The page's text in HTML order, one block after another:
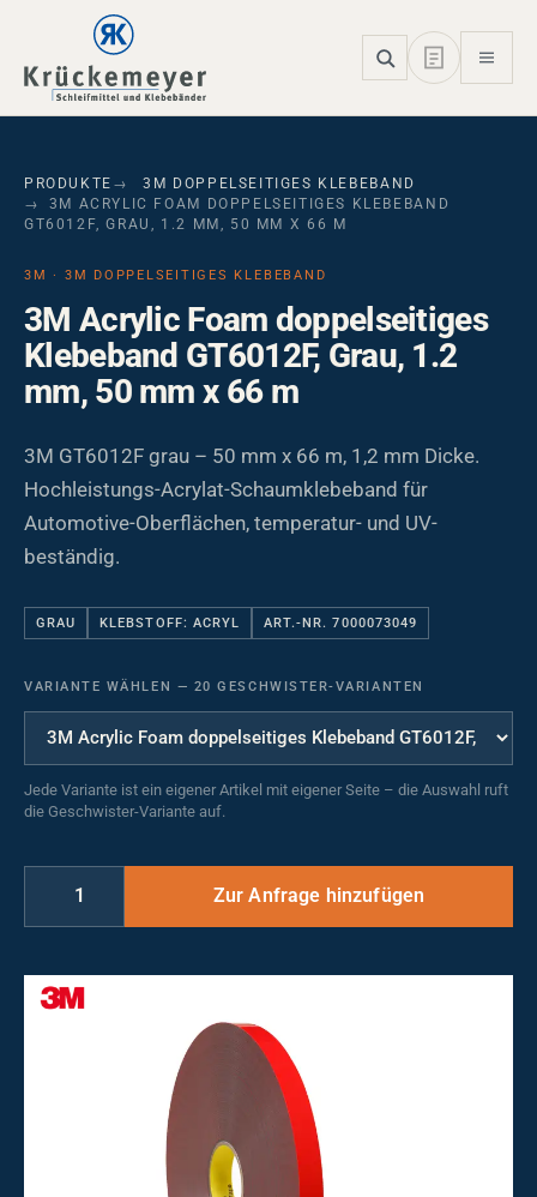
Skip to main navigation
Skip to main content
Skip to page footer
PRODUKTE
3M DOPPELSEITIGES KLEBEBAND
3M ACRYLIC FOAM DOPPELSEITIGES KLEBEBAND
GT6012F, GRAU, 1.2 MM, 50 MM X 66 M
3M · 3M DOPPELSEITIGES KLEBEBAND
3M Acrylic Foam doppelseitiges
Klebeband GT6012F, Grau, 1.2
mm, 50 mm x 66 m
3M GT6012F grau – 50 mm x 66 m, 1,2 mm Dicke.
Hochleistungs-Acrylat-Schaumklebeband für
Automotive-Oberflächen, temperatur- und UV-
beständig.
GRAU KLEBSTOFF: ACRYL ART.-NR. 7000073049
VARIANTE WÄHLEN — 20 GESCHWISTER-VARIANTEN
Jede Variante ist ein eigener Artikel mit eigener Seite – die Auswahl ruft
die Geschwister-Variante auf.